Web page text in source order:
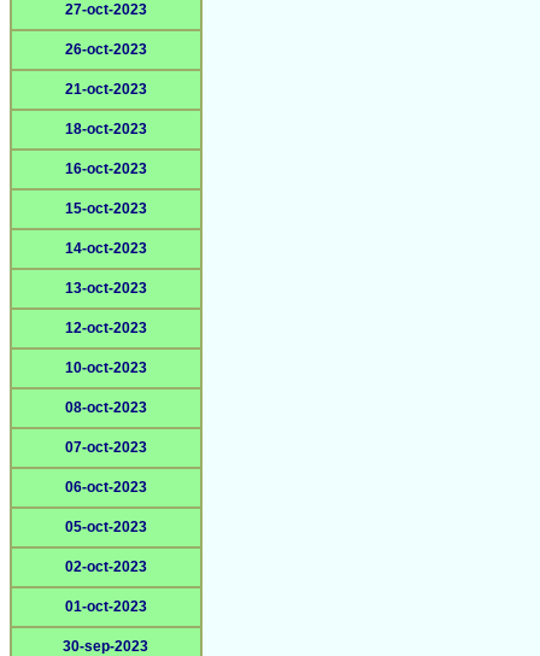
27-oct-2023
26-oct-2023
21-oct-2023
18-oct-2023
16-oct-2023
15-oct-2023
14-oct-2023
13-oct-2023
12-oct-2023
10-oct-2023
08-oct-2023
07-oct-2023
06-oct-2023
05-oct-2023
02-oct-2023
01-oct-2023
30-sep-2023